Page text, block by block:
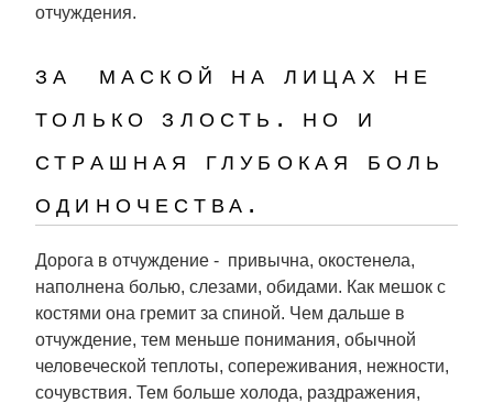
отчуждения.
за маской на лицах не
только злость. но и
страшная глубокая боль
одиночества.
Дорога в отчуждение - привычна, окостенела,
наполнена болью, слезами, обидами. Как мешок с
костями она гремит за спиной. Чем дальше в
отчуждение, тем меньше понимания, обычной
человеческой теплоты, сопереживания, нежности,
сочувствия. Тем больше холода, раздражения,